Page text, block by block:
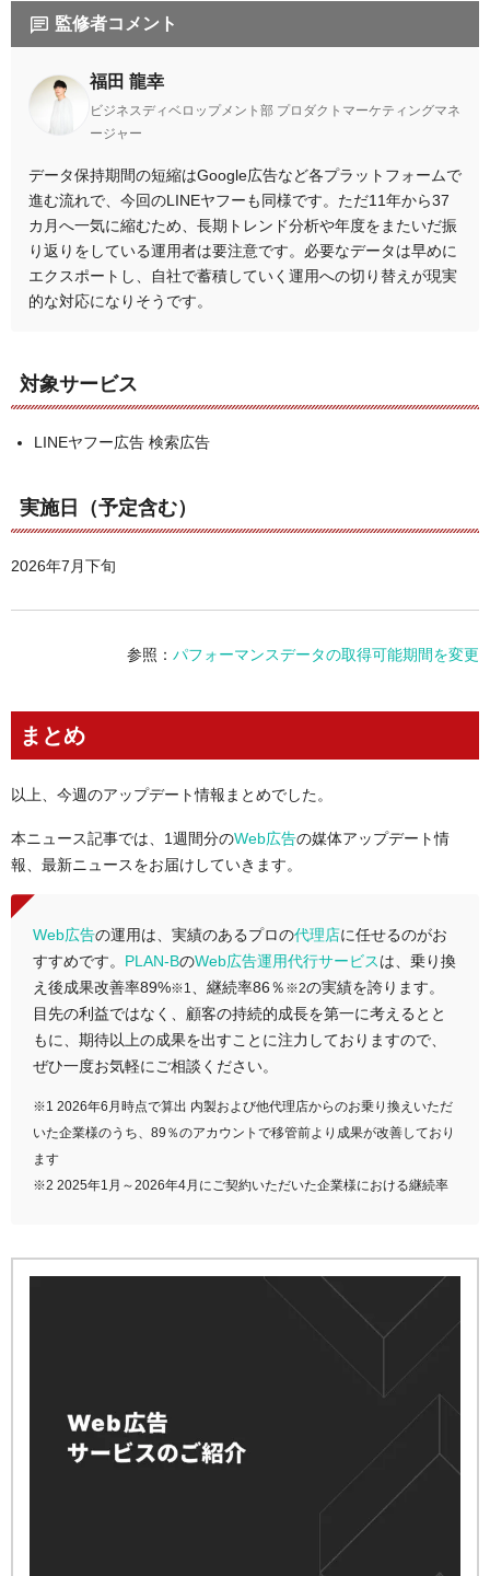
監修者コメント
福田 龍幸
ビジネスディベロップメント部 プロダクトマーケティングマネ
ージャー
データ保持期間の短縮はGoogle広告など各プラットフォームで
進む流れで、今回のLINEヤフーも同様です。ただ11年から37
カ月へ一気に縮むため、長期トレンド分析や年度をまたいだ振
り返りをしている運用者は要注意です。必要なデータは早めに
エクスポートし、自社で蓄積していく運用への切り替えが現実
的な対応になりそうです。
対象サービス
LINEヤフー広告 検索広告
実施日（予定含む）
2026年7月下旬
参照： パフォーマンスデータの取得可能期間を変更
まとめ
以上、今週のアップデート情報まとめでした。
本ニュース記事では、1週間分のWeb広告の媒体アップデート情
報、最新ニュースをお届けしていきます。
Web広告の運用は、実績のあるプロの代理店に任せるのがお
すすめです。 PLAN-BのWeb広告運用代行サービスは、乗り換
え後成果改善率89%※1、継続率86％ ※2の実績を誇ります。
目先の利益ではなく、顧客の持続的成長を第一に考えるとと
もに、期待以上の成果を出すことに注力しておりますので、
ぜひ一度お気軽にご相談ください。
※1 2026年6月時点で算出 内製および他代理店からのお乗り換えいただ
いた企業様のうち、89％のアカウントで移管前より成果が改善しており
ます
※2 2025年1月～2026年4月にご契約いただいた企業様における継続率